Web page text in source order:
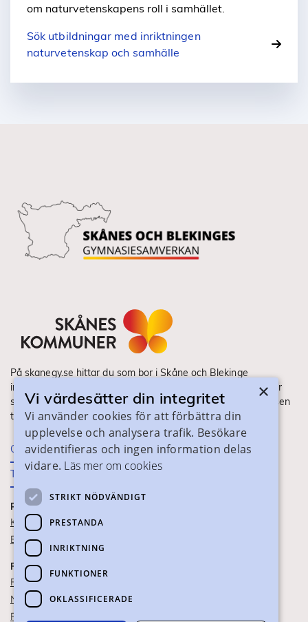
om naturvetenskapens roll i samhället.
Sök utbildningar med inriktningen
naturvetenskap och samhälle
På skanegy.se hittar du som bor i Skåne och Blekinge
information om ditt gymnasieval. Här ser du vilka utbildningar
som finns och hur ansökan och antagning går till. Webbplatsen
tillhandahålls av Skånes Kommuner.
Om webbplatsen
Tillgänglighet
PRAKTISK INFORMATION
Kontaktuppgifter
Blanketter
FÖR SKOLPERSONAL
För SYV
Nationella studievägskoder
För gymnasieskolor
×
Vi värdesätter din integritet
Vi använder cookies för att förbättra din
upplevelse och analysera trafik. Besökare
avidentifieras och ingen information delas
vidare. Läs mer om cookies
STRIKT NÖDVÄNDIGT
PRESTANDA
INRIKTNING
FUNKTIONER
OKLASSIFICERADE